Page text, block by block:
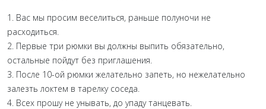
1. Вас мы просим веселиться, раньше полуночи не
расходиться.
2. Первые три рюмки вы должны выпить обязательно,
остальные пойдут без приглашения.
3. После 10-ой рюмки желательно запеть, но нежелательно
залезть локтем в тарелку соседа.
4. Всех прошу не унывать, до упаду танцевать.